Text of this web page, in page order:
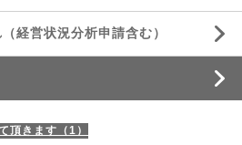
経営状況分析申請含む）
頂きます（1）